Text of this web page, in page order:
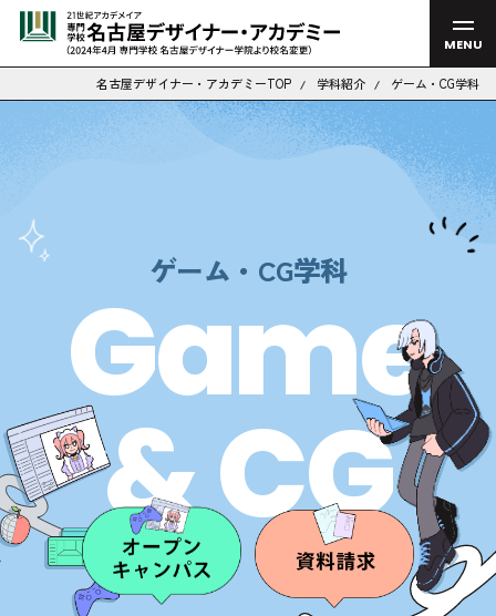
MENU
名古屋デザイナー・アカデミーTOP 学科紹介 ゲーム・CG学科
ゲーム・CG学科
Game
& CG